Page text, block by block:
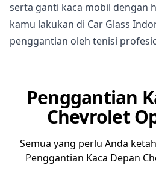
serta ganti kaca mobil dengan
kamu lakukan di Car Glass
penggantian oleh tenisi
Penggantian
Chevrolet
Semua yang perlu Anda
Penggantian Kaca Depan